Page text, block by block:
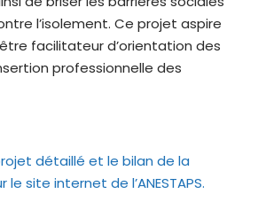
l’isolement. Ce projet aspire
facilitateur d’orientation des
professionnelle des
détaillé et le bilan de la
le site internet de l’ANESTAPS.